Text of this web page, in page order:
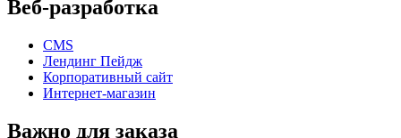
Веб-разработка
CMS
Лендинг Пейдж
Корпоративный сайт
Интернет-магазин
Важно для заказа